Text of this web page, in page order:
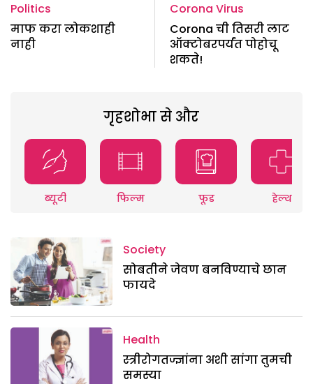
Politics
माफ करा लोकशाही
नाही
Corona Virus
Corona ची तिसरी लाट
ऑक्टोबरपर्यंत पोहोचू
शकते!
गृहशोभा से और
ब्यूटी फिल्म फूड हेल्थ
Society
सोबतीने जेवण बनविण्याचे छान
फायदे
Health
स्त्रीरोगतज्ज्ञांना अशी सांगा तुमची
समस्या